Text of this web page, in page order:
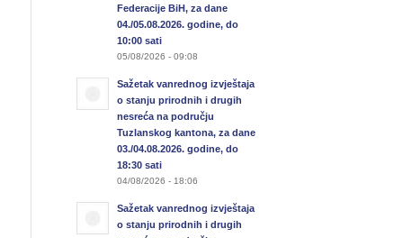
Federacije BiH, za dane
04./05.08.2026. godine, do
10:00 sati
05/08/2026 - 09:08
Sažetak vanrednog izvještaja
o stanju prirodnih i drugih
nesreća na području
Tuzlanskog kantona, za dane
03./04.08.2026. godine, do
18:30 sati
04/08/2026 - 18:06
Sažetak vanrednog izvještaja
o stanju prirodnih i drugih